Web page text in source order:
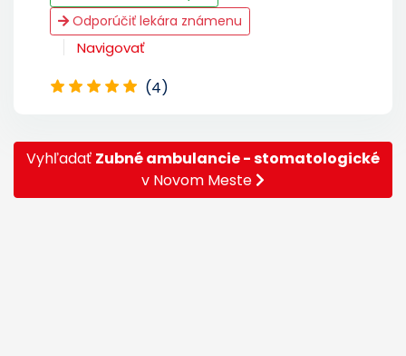
Odporúčiť lekára známenu
Navigovať
(4)
Vyhľadať Zubné ambulancie - stomatologické
v Novom Meste